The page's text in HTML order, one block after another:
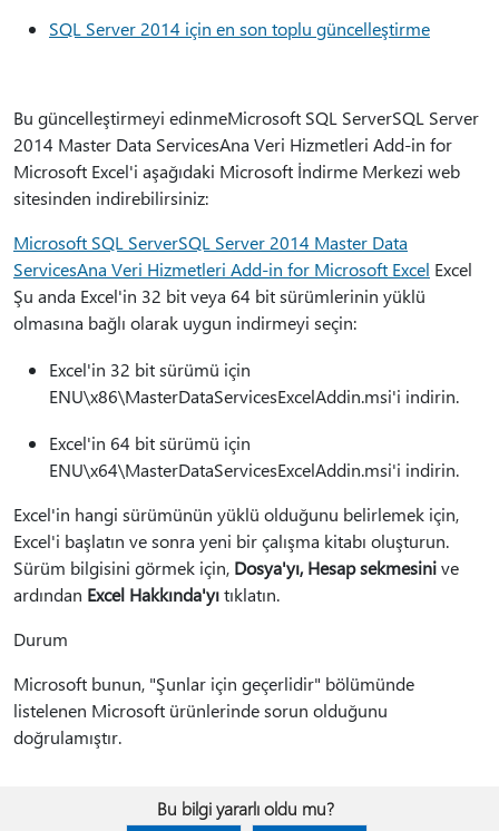
SQL Server 2014 için en son toplu güncelleştirme
Bu güncelleştirmeyi edinmeMicrosoft SQL ServerSQL Server
2014 Master Data ServicesAna Veri Hizmetleri Add-in for
Microsoft Excel'i aşağıdaki Microsoft İndirme Merkezi web
sitesinden indirebilirsiniz:
Microsoft SQL ServerSQL Server 2014 Master Data
ServicesAna Veri Hizmetleri Add-in for Microsoft Excel Excel
Şu anda Excel'in 32 bit veya 64 bit sürümlerinin yüklü
olmasına bağlı olarak uygun indirmeyi seçin:
Excel'in 32 bit sürümü için
ENU\x86\MasterDataServicesExcelAddin.msi'i indirin.
Excel'in 64 bit sürümü için
ENU\x64\MasterDataServicesExcelAddin.msi'i indirin.
Excel'in hangi sürümünün yüklü olduğunu belirlemek için,
Excel'i başlatın ve sonra yeni bir çalışma kitabı oluşturun.
Sürüm bilgisini görmek için, Dosya'yı, Hesap sekmesinive
ardından Excel Hakkında'yıtıklatın.
Durum
Microsoft bunun, "Şunlar için geçerlidir" bölümünde
listelenen Microsoft ürünlerinde sorun olduğunu
doğrulamıştır.
Bu bilgi yararlı oldu mu?